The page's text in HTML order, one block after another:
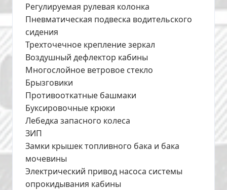
Регулируемая рулевая колонка
Пневматическая подвеска водительского
сидения
Трехточечное крепление зеркал
Воздушный дефлектор кабины
Многослойное ветровое стекло
Брызговики
Противооткатные башмаки
Буксировочные крюки
Лебедка запасного колеса
ЗИП
Замки крышек топливного бака и бака
мочевины
Электрический привод насоса системы
опрокидывания кабины